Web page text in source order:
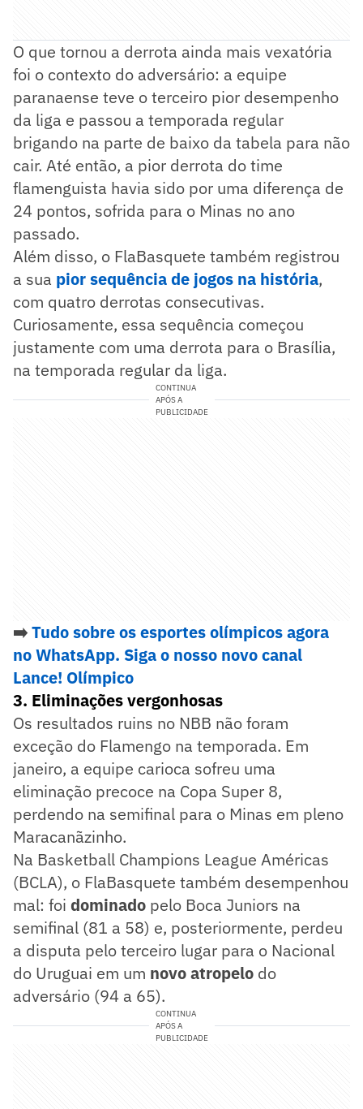
O que tornou a derrota ainda mais vexatória
foi o contexto do adversário: a equipe
paranaense teve o terceiro pior desempenho
da liga e passou a temporada regular
brigando na parte de baixo da tabela para não
cair. Até então, a pior derrota do time
flamenguista havia sido por uma diferença de
24 pontos, sofrida para o Minas no ano
passado.
Além disso, o FlaBasquete também registrou
a sua pior sequência de jogos na história,
com quatro derrotas consecutivas.
Curiosamente, essa sequência começou
justamente com uma derrota para o Brasília,
na temporada regular da liga.
CONTINUA
APÓS A
PUBLICIDADE
➡️Tudo sobre os esportes olímpicos agora
no WhatsApp. Siga o nosso novo canal
Lance! Olímpico
3. Eliminações vergonhosas
Os resultados ruins no NBB não foram
exceção do Flamengo na temporada. Em
janeiro, a equipe carioca sofreu uma
eliminação precoce na Copa Super 8,
perdendo na semifinal para o Minas em pleno
Maracanãzinho.
Na Basketball Champions League Américas
(BCLA), o FlaBasquete também desempenhou
mal: foi dominado pelo Boca Juniors na
semifinal (81 a 58) e, posteriormente, perdeu
a disputa pelo terceiro lugar para o Nacional
do Uruguai em um novo atropelo do
adversário (94 a 65).
CONTINUA
APÓS A
PUBLICIDADE